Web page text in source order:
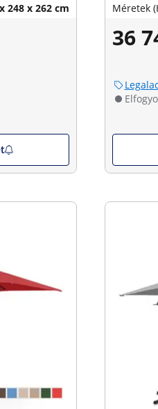
248 x 262 cm Méretek
36